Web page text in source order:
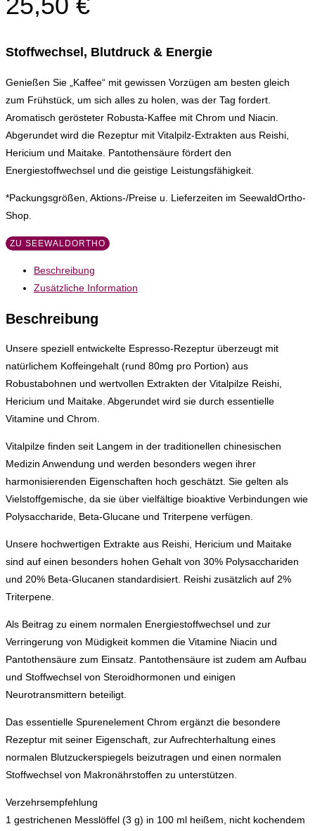
Stoffwechsel, Blutdruck & Energie
Genießen Sie „Kaffee“ mit gewissen Vorzügen am besten gleich
zum Frühstück, um sich alles zu holen, was der Tag fordert.
Aromatisch gerösteter Robusta-Kaffee mit Chrom und Niacin.
Abgerundet wird die Rezeptur mit Vitalpilz-Extrakten aus Reishi,
Hericium und Maitake. Pantothensäure fördert den
Energiestoffwechsel und die geistige Leistungsfähigkeit.
*Packungsgrößen, Aktions-/Preise u. Lieferzeiten im SeewaldOrtho-
Shop.
ZU SEEWALDORTHO
Beschreibung
Zusätzliche Information
Beschreibung
Unsere speziell entwickelte Espresso-Rezeptur überzeugt mit
natürlichem Koffeingehalt (rund 80mg pro Portion) aus
Robustabohnen und wertvollen Extrakten der Vitalpilze Reishi,
Hericium und Maitake. Abgerundet wird sie durch essentielle
Vitamine und Chrom.
Vitalpilze finden seit Langem in der traditionellen chinesischen
Medizin Anwendung und werden besonders wegen ihrer
harmonisierenden Eigenschaften hoch geschätzt. Sie gelten als
Vielstoffgemische, da sie über vielfältige bioaktive Verbindungen wie
Polysaccharide, Beta-Glucane und Triterpene verfügen.
Unsere hochwertigen Extrakte aus Reishi, Hericium und Maitake
sind auf einen besonders hohen Gehalt von 30% Polysacchariden
und 20% Beta-Glucanen standardisiert. Reishi zusätzlich auf 2%
Triterpene.
Als Beitrag zu einem normalen Energiestoffwechsel und zur
Verringerung von Müdigkeit kommen die Vitamine Niacin und
Pantothensäure zum Einsatz. Pantothensäure ist zudem am Aufbau
und Stoffwechsel von Steroidhormonen und einigen
Neurotransmittern beteiligt.
Das essentielle Spurenelement Chrom ergänzt die besondere
Rezeptur mit seiner Eigenschaft, zur Aufrechterhaltung eines
normalen Blutzuckerspiegels beizutragen und einen normalen
Stoffwechsel von Makronährstoffen zu unterstützen.
Verzehrsempfehlung
1 gestrichenen Messlöffel (3 g) in 100 ml heißem, nicht kochendem